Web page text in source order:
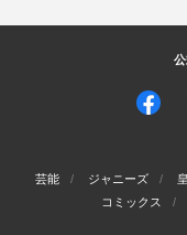
芸能 ジャニーズ
コミックス